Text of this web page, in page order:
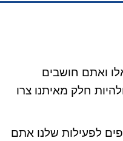
ואתם חושבים
חלק מאיתנו צרו
לפעילות שלנו אתם